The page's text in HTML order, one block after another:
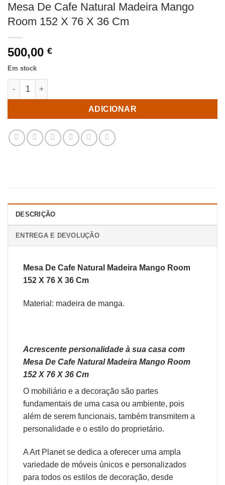
Mesa De Cafe Natural Madeira Mango
Room 152 X 76 X 36 Cm
500,00 €
Em stock
Quantidade de Mesa De Cafe Natural Madeira Mango Room 152
ADICIONAR
DESCRIÇÃO
ENTREGA E DEVOLUÇÃO
Mesa De Cafe Natural Madeira Mango Room
152 X 76 X 36 Cm
Material: madeira de manga.
Acrescente personalidade à sua casa com
Mesa De Cafe Natural Madeira Mango Room
152 X 76 X 36 Cm
O mobiliário e a decoração são partes
fundamentais de uma casa ou ambiente, pois
além de serem funcionais, também transmitem a
personalidade e o estilo do proprietário.
A Art Planet se dedica a oferecer uma ampla
variedade de móveis únicos e personalizados
para todos os estilos de decoração, desde